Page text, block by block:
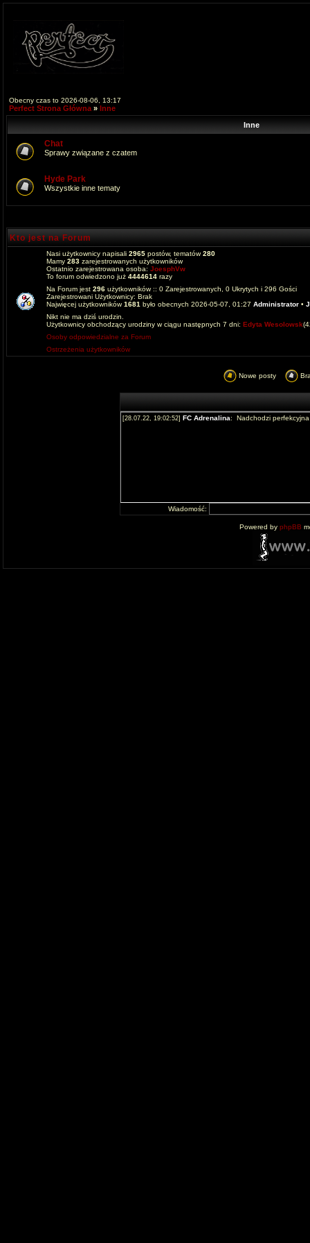
Obecny czas to 2026-08-06, 13:17
Perfect Strona Główna » Inne
Inne
Chat
Sprawy związane z czatem
Hyde Park
Wszystkie inne tematy
Kto jest na Forum
Nasi użytkownicy napisali 2965 postów, tematów280
Mamy 283 zarejestrowanych użytkowników
Ostatnio zarejestrowana osoba: JoesphVw
To forum odwiedzono już 4444614 razy
Na Forum jest 296 użytkowników :: 0 Zarejestrowanych, 0 Ukrytych i 296 Gości
Zarejestrowani Użytkownicy: Brak
Najwięcej użytkowników1681 było obecnych 2026-05-07, 01:27 Administrator •
Nikt nie ma dziś urodzin.
Użytkownicy obchodzący urodziny w ciągu następnych 7 dni: Edyta Wesolowsk
Osoby odpowiedzialne za Forum
Ostrzeżenia użytkowników
Nowe posty
Wiadomość:
Powered by phpBB